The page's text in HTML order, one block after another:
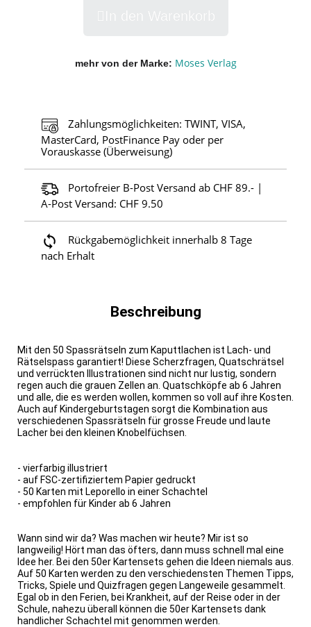
mehr von der Marke Moses Verlag
Zahlungsmöglichkeiten: TWINT, VISA,
MasterCard, PostFinance Pay oder per
Vorauskasse (Überweisung)
Portofreier B-Post Versand ab CHF 89.- |
A-Post Versand: CHF 9.50
Rückgabemöglichkeit innerhalb 8 Tage
nach Erhalt
Beschreibung
Mit den 50 Spassrätseln zum Kaputtlachen ist Lach- und
Rätselspass garantiert! Diese Scherzfragen, Quatschrätsel
und verrückten Illustrationen sind nicht nur lustig, sondern
regen auch die grauen Zellen an. Quatschköpfe ab 6 Jahren
und alle, die es werden wollen, kommen so voll auf ihre Kosten.
Auch auf Kindergeburtstagen sorgt die Kombination aus
verschiedenen Spassrätseln für grosse Freude und laute
Lacher bei den kleinen Knobelfüchsen.
- vierfarbig illustriert
- auf FSC-zertifiziertem Papier gedruckt
- 50 Karten mit Leporello in einer Schachtel
- empfohlen für Kinder ab 6 Jahren
Wann sind wir da? Was machen wir heute? Mir ist so
langweilig! Hört man das öfters, dann muss schnell mal eine
Idee her. Bei den 50er Kartensets gehen die Ideen niemals aus.
Auf 50 Karten werden zu den verschiedensten Themen Tipps,
Tricks, Spiele und Quizfragen gegen Langeweile gesammelt.
Egal ob in den Ferien, bei Krankheit, auf der Reise oder in der
Schule, nahezu überall können die 50er Kartensets dank
handlicher Schachtel mit genommen werden.